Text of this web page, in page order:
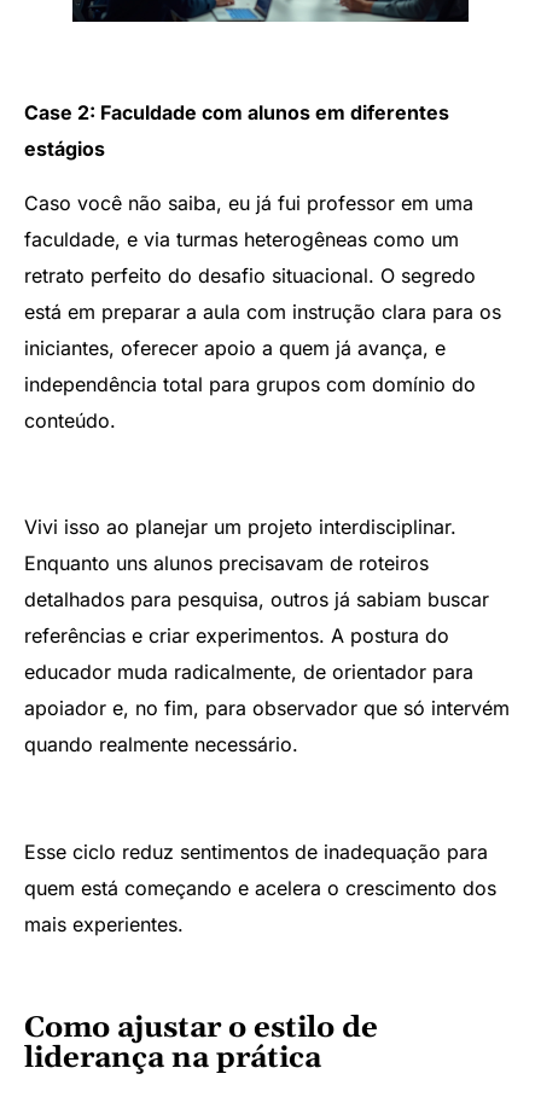
Case 2: Faculdade com alunos em diferentes
estágios
Caso você não saiba, eu já fui professor em uma
faculdade, e via turmas heterogêneas como um
retrato perfeito do desafio situacional. O segredo
está em preparar a aula com instrução clara para os
iniciantes, oferecer apoio a quem já avança, e
independência total para grupos com domínio do
conteúdo.
Vivi isso ao planejar um projeto interdisciplinar.
Enquanto uns alunos precisavam de roteiros
detalhados para pesquisa, outros já sabiam buscar
referências e criar experimentos. A postura do
educador muda radicalmente, de orientador para
apoiador e, no fim, para observador que só intervém
quando realmente necessário.
Esse ciclo reduz sentimentos de inadequação para
quem está começando e acelera o crescimento dos
mais experientes.
Como ajustar o estilo de
liderança na prática